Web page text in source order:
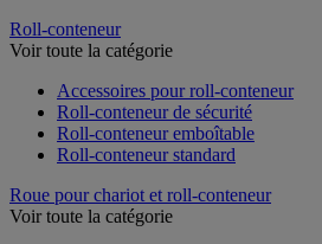
Roll-conteneur
Voir toute la catégorie
Accessoires pour roll-conteneur
Roll-conteneur de sécurité
Roll-conteneur emboîtable
Roll-conteneur standard
Roue pour chariot et roll-conteneur
Voir toute la catégorie